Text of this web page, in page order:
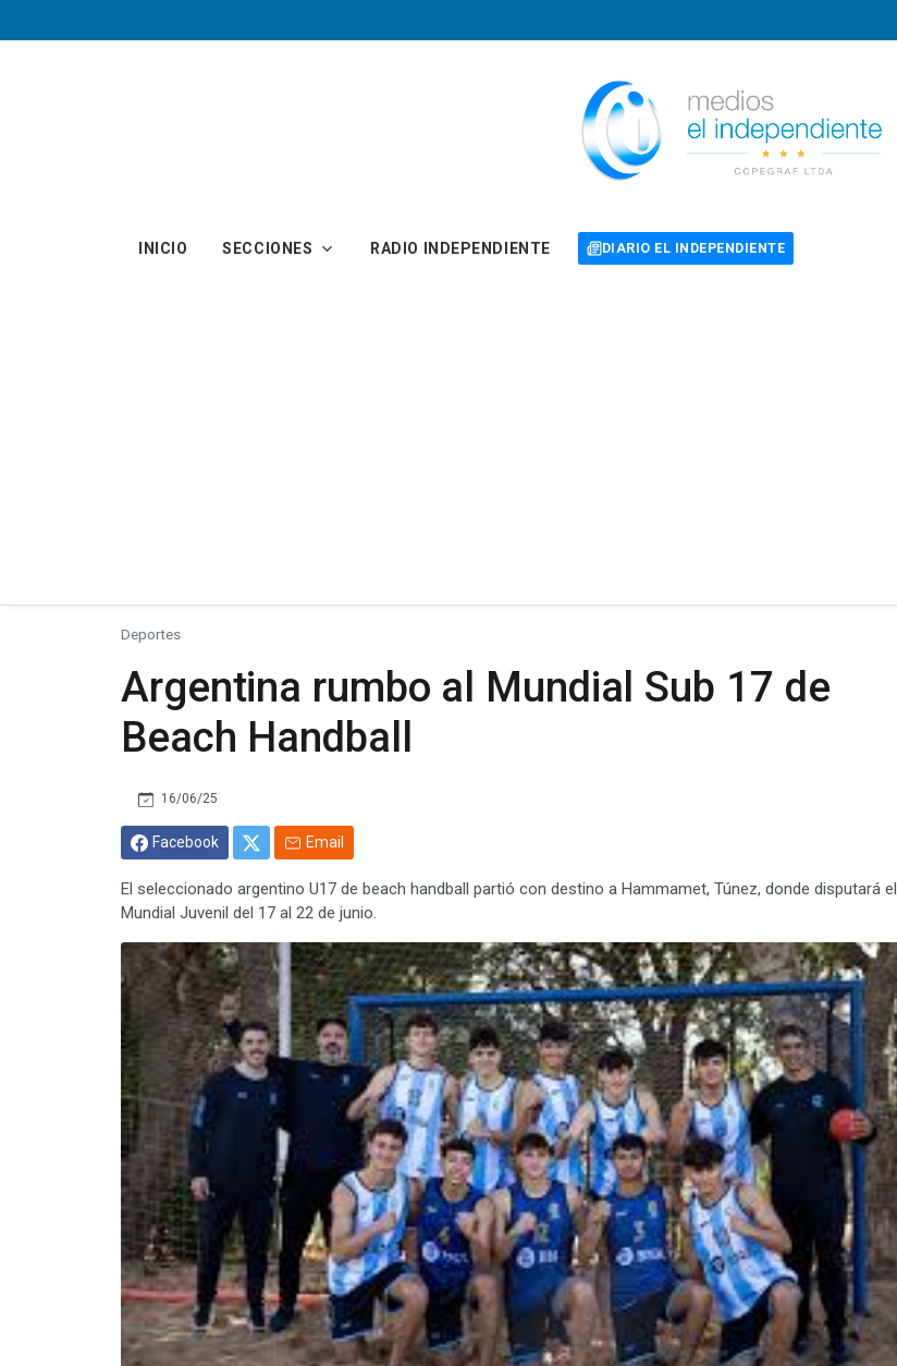
INICIO SECCIONES RADIO INDEPENDIENTE DIARIO EL INDEPENDIENTE
Deportes
Argentina rumbo al Mundial Sub 17 de
Beach Handball
16/06/25
Facebook Email
El seleccionado argentino U17 de beach handball partió con destino a Hammamet, Túnez, donde disputará el
Mundial Juvenil del 17 al 22 de junio.